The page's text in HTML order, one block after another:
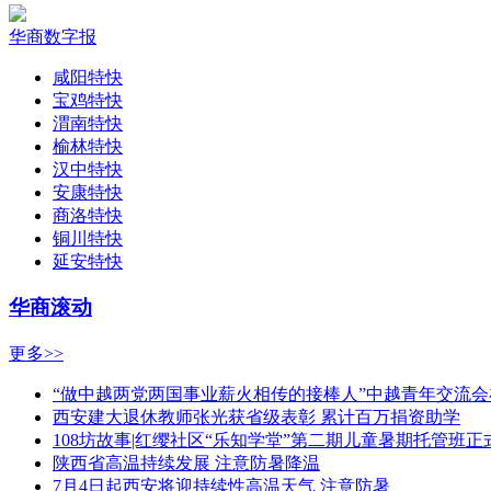
华商数字报
咸阳特快
宝鸡特快
渭南特快
榆林特快
汉中特快
安康特快
商洛特快
铜川特快
延安特快
华商滚动
更多>>
“做中越两党两国事业薪火相传的接棒人”中越青年交流
西安建大退休教师张光获省级表彰 累计百万捐资助学
108坊故事|红缨社区“乐知学堂”第二期儿童暑期托管班正
陕西省高温持续发展 注意防暑降温
7月4日起西安将迎持续性高温天气 注意防暑